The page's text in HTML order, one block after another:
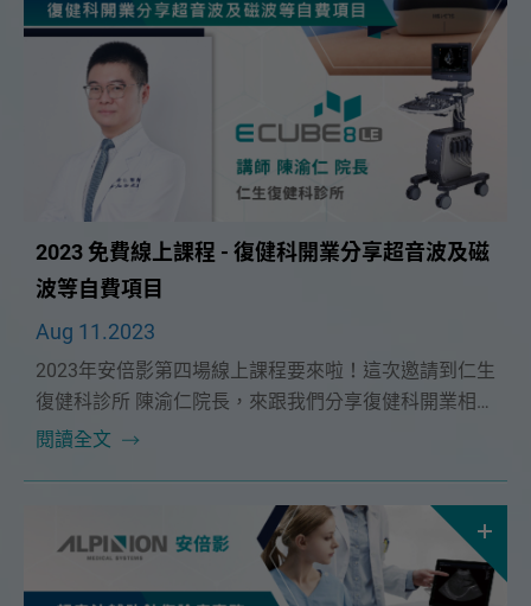
2023 免費線上課程 - 復健科開業分享超音波及磁
波等自費項目
Aug 11.2023
2023年安倍影第四場線上課程要來啦！這次邀請到仁生
復健科診所 陳渝仁院長，來跟我們分享復健科開業相關
的自費項目！想上課的醫師們，請不要錯過了唷~
閱讀全文